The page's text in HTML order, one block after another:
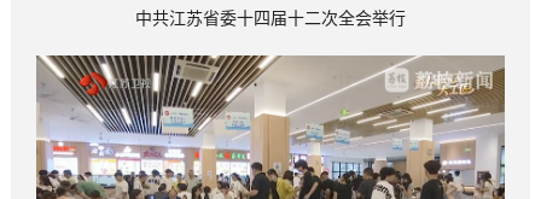
中共江苏省委十四届十二次全会举行